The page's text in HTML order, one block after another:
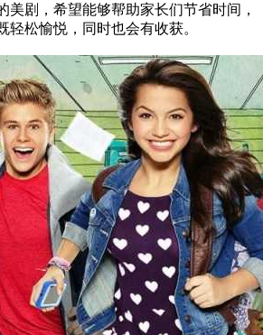
美剧，希望能够帮助家长们节省时间，
轻松愉悦，同时也会有收获。